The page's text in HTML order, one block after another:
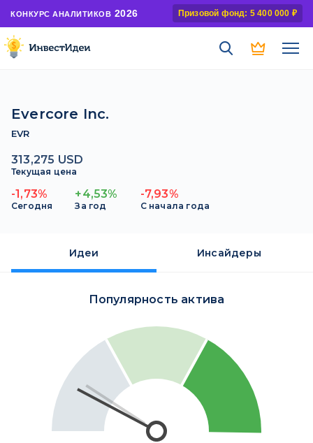
КОНКУРС АНАЛИТИКОВ 2026 Призовой фонд: 5 400 000 ₽
Evercore Inc.
EVR
313,275 USD
Текущая цена
-1,73%
Сегодня
+4,53%
За год
-7,93%
С начала года
Идеи Инсайдеры
Популярность актива